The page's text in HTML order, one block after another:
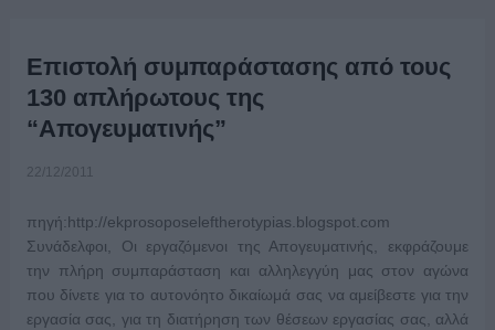
Επιστολή συμπαράστασης από τους
130 απλήρωτους της
“Απογευματινής”
22/12/2011
πηγή:http://ekprosoposeleftherotypias.blogspot.com
Συνάδελφοι, Οι εργαζόμενοι της Απογευματινής, εκφράζουμε
την πλήρη συμπαράσταση και αλληλεγγύη μας στον αγώνα
που δίνετε για το αυτονόητο δικαίωμά σας να αμείβεστε για την
εργασία σας, για τη διατήρηση των θέσεων εργασίας σας, αλλά